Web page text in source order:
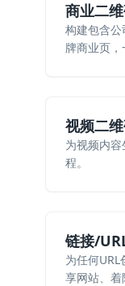
商业二
构建包含
牌商业页，
视频二
为视频内
程。
链接/
为任何
享网站、着